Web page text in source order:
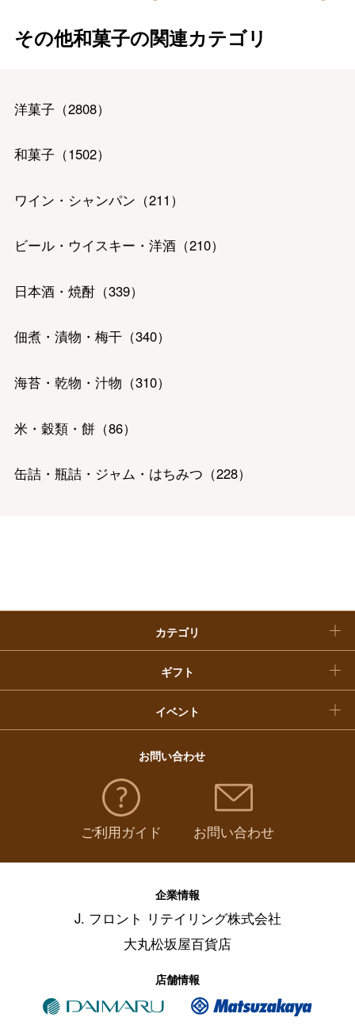
その他和菓子の関連カテゴリ
洋菓子 （2808）
和菓子 （1502）
ワイン・シャンパン （211 ）
ビール・ウイスキー・洋酒（210）
日本酒・焼酎（339）
佃煮・漬物・梅干（340）
海苔・乾物・汁物 （310）
米・穀類・餅（86）
缶詰・瓶詰・ジャム・はちみつ （228）
惣菜・弁当・鍋（770）
コーヒー・紅茶・日本茶・ドリンク（642）
チーズ・乳製品・冷凍食品 （ 123
フルーツ・野菜（151
麺類・レトルト食品（ 434
美容・健康食品（64
その他フード・スイーツ ）
カテゴリ
ビューティー
ファッション
ホーム＆インテリア
ベビー＆キッズ
ギフト
大丸・松坂屋のギフト
出産内祝い
お香典返し
イベント
敬老の日
福袋
お問い合わせ
ご利用ガイド お問い合わせ
企業情報
J. フロント リテイリング株式会社
大丸松坂屋百貨店
店舗情報